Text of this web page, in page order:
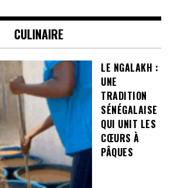
CULINAIRE
LE NGALAKH :
UNE
TRADITION
SÉNÉGALAISE
QUI UNIT LES
CŒURS À
PÂQUES